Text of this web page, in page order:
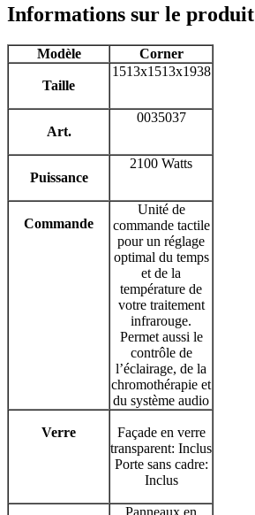
Informations sur le produit
Modèle Corner
Taille
1513x1513x1938
Art.
0035037
Puissance
2100 Watts
Commande
Unité de
commande tactile
pour un réglage
optimal du temps
et de la
température de
votre traitement
infrarouge.
Permet aussi le
contrôle de
l’éclairage, de la
chromothérapie et
du système audio
Verre
Façade en verre
transparent: Inclus
Porte sans cadre:
Inclus
Panneaux en